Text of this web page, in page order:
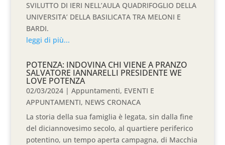
SVILUTTO DI IERI NELL’AULA QUADRIFOGLIO DELLA
UNIVERSITA’ DELLA BASILICATA TRA MELONI E
BARDI.
leggi di più...
POTENZA: INDOVINA CHI VIENE A PRANZO
SALVATORE IANNARELLI PRESIDENTE WE
LOVE POTENZA
02/03/2024 |Appuntamenti, EVENTI E
APPUNTAMENTI, NEWS CRONACA
La storia della sua famiglia è legata, sin dalla fine
del diciannovesimo secolo, al quartiere periferico
potentino, un tempo aperta campagna, di Macchia